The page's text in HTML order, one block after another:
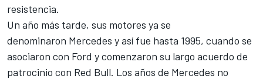
resistencia.
Un año más tarde, sus motores ya se
denominaron Mercedes y así fue hasta 1995, cuando se
asociaron con Ford y comenzaron su largo acuerdo de
patrocinio con Red Bull. Los años de Mercedes no